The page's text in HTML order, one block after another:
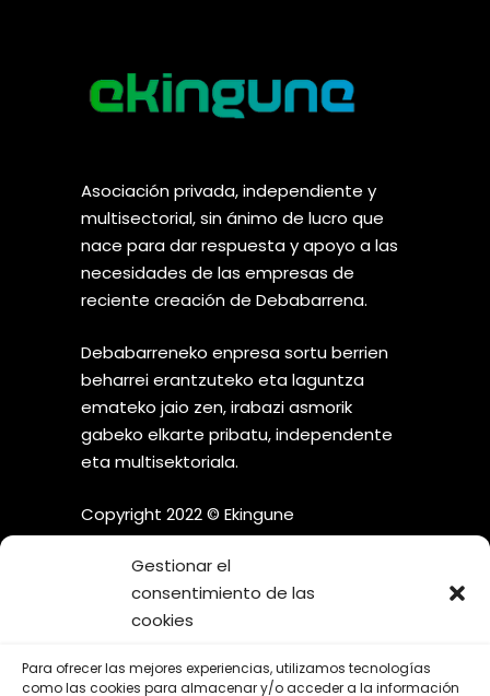
Gestionar el
consentimiento de las
cookies
Para ofrecer las mejores experiencias, utilizamos tecnologías
como las cookies para almacenar y/o acceder a la información
Asociación privada, independiente y
multisectorial, sin ánimo de lucro que
nace para dar respuesta y apoyo a las
necesidades de las empresas de
reciente creación de Debabarrena.
Debabarreneko enpresa sortu berrien
beharrei erantzuteko eta laguntza
emateko jaio zen, irabazi asmorik
gabeko elkarte pribatu, independente
eta multisektoriala.
Copyright 2022 © Ekingune
¡SÍGUENOS EN LAS REDES